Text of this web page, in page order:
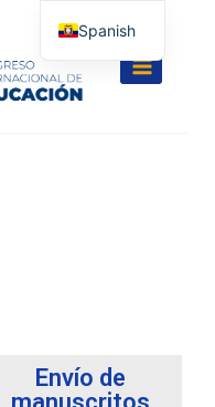
Envío de
Spanish
English